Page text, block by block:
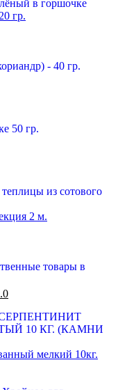
гр.
2 м.
Текущая
₽ 2,990.0.
мелкий 10кг.